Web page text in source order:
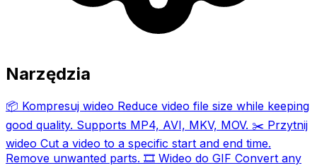
Narzędzia
📦 Kompresuj wideo Reduce video file size while keeping
good quality. Supports MP4, AVI, MKV, MOV. ✂️ Przytnij
wideo Cut a video to a specific start and end time.
Remove unwanted parts. 🎞️ Wideo do GIF Convert any